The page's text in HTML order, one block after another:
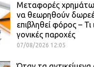
Μεταφορές
να θεωρηθούν
επιβληθεί φόρος – Τι
γονικές παροχές
07/08/2026 12:05